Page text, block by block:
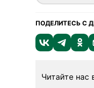
ПОДЕЛИТЕСЬ С
Читайте нас